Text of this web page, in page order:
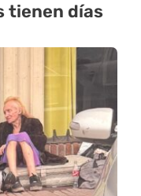
tienen días